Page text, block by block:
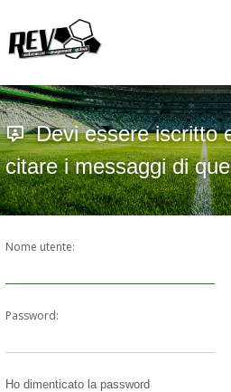
Devi essere iscritto
citare i messaggi di
Nome utente:
Password:
Ho dimenticato la password